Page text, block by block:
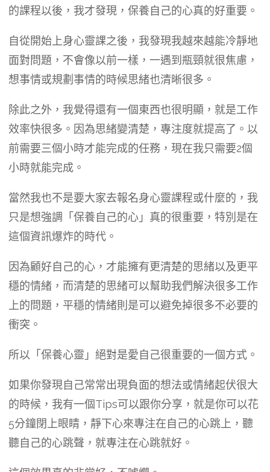
的課程以後，我才發現，保養自己的心真的好重要。
自從開始上身心靈課之後，我發現我越來越能冷靜地
面對問題，不會像以前一樣，一遇到瓶頸就很焦慮，
想事情或規劃事情的時候思緒也清晰很多。
除此之外，我覺得還有一個東西也很明顯，就是工作
效率快很多。因為思緒變清楚，專注度就提高了。以
前需要三個小時才能完成的任務，現在我只需要2個
小時就能完成。
當然我也不是要大家去報名身心靈課程或什麼的，我
只是想強調「保養自己的心」真的很重要，特別是在
這個資訊爆炸的時代。
因為顧好自己的心，才能擁有更清楚的思緒以及更平
穩的情緒，而清楚的思緒可以幫助我們解決很多工作
上的問題，平穩的情緒則是可以避免掉很多不必要的
衝突。
所以「保養心靈」絕對是愛自己很重要的一個方式。
如果你發現自己常常出現負面的想法或情緒起伏很大
的時候，我有一個Tips可以跟你分享，就是你可以花
5分鐘閉上眼睛，靜下心來專注在自己的心跳上，聽
聽自己的心跳聲，就專注在心跳就好。